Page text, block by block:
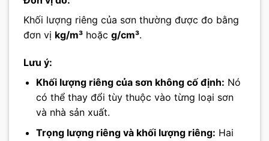
Khối lượng riêng của sơn thường được đo bằng
đơn vị kg/m³ hoặc g/cm³.
Lưu ý:
Khối lượng riêng của sơn không cố định: Nó
có thể thay đổi tùy thuộc vào từng loại sơn
và nhà sản xuất.
Trọng lượng riêng và khối lượng riêng: Hai